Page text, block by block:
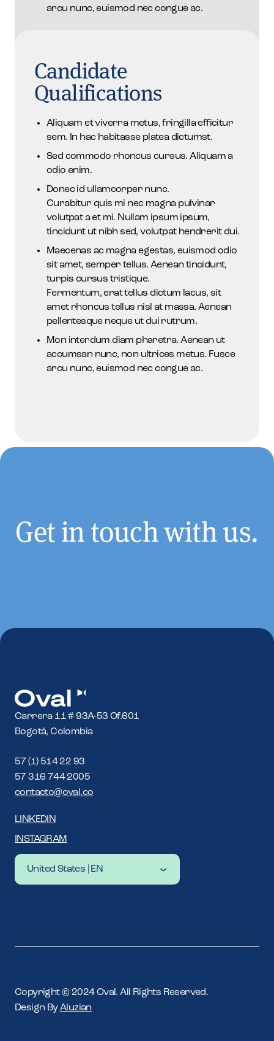
arcu nunc, euismod nec congue ac.
Candidate
Qualifications
Aliquam et viverra metus, fringilla efficitur
sem. In hac habitasse platea dictumst.
Sed commodo rhoncus cursus. Aliquam a
odio enim.
Donec id ullamcorper nunc.
Curabitur quis mi nec magna pulvinar
volutpat a et mi. Nullam ipsum ipsum,
tincidunt ut nibh sed, volutpat hendrerit dui.
Maecenas ac magna egestas, euismod odio
sit amet, semper tellus. Aenean tincidunt,
turpis cursus tristique.
Fermentum, erat tellus dictum lacus, sit
amet rhoncus tellus nisl at massa. Aenean
pellentesque neque ut dui rutrum.
Mon interdum diam pharetra. Aenean ut
accumsan nunc, non ultrices metus. Fusce
arcu nunc, euismod nec congue ac.
Get in touch with us.
Carrera 11 # 93A-53 Of.601
Bogotá, Colombia
57 (1) 514 22 93
57 316 744 2005
contacto@oval.co
LINKEDIN
INSTAGRAM
United States | EN
United States | EN
Copyright © 2024 Oval. All Rights Reserved.
Design ByAluzian